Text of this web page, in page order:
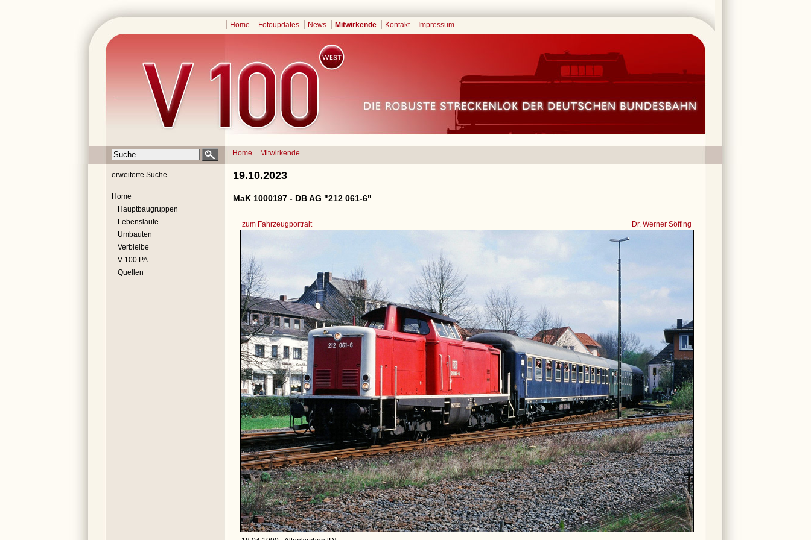
Home Fotoupdates News Mitwirkende Kontakt Impressum
Home Mitwirkende
erweiterte Suche
Home
Hauptbaugruppen
Lebensläufe
Umbauten
Verbleibe
V 100 PA
Quellen
19.10.2023
MaK 1000197 - DB AG "212 061-6"
zum Fahrzeugportrait Dr. Werner Söffing